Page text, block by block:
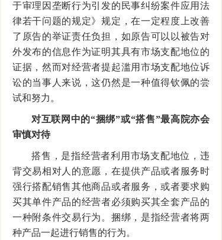
于审理因垄断行为引发的民事纠纷案件应用法
律若干问题的规定》规定，在一定程度上改善
了原告的举证责任负担，如原告可以以被告对
外发布的信息作为证明其具有市场支配地位的
证据，然而对经营者提起滥用市场支配地位诉
讼的当事人来说，这仍然是一种值得钦佩的尝
试和努力。
对互联网中的“捆绑”或“搭售”最高院亦会
审慎对待
搭售，是指经营者利用市场支配地位，违
背交易相对人的意愿，在提供产品或者服务时
强行搭配销售其他商品或者服务，或者要求购
买其单件产品的经营者必须购买其全套产品的
一种附条件交易行为。捆绑，是指经营者将两
种产品一起进行销售的行为。